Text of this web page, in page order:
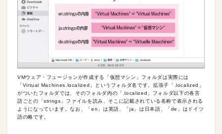
VMウェア・フュージョンが作成する「仮想マシン」フォルダは実際には
「Virtual Machines.localized」というフォルダ名です。拡張子「.localized」
がついたフォルダでは、そのフォルダ内の「.localized」フォルダ以下の各言
語ごとの「strings」ファイルを読み、そこに記載されている名称で表示される
ようになっています。なお、「en」は英語、「ja」は日本語、「de」はドイツ
語の略です。